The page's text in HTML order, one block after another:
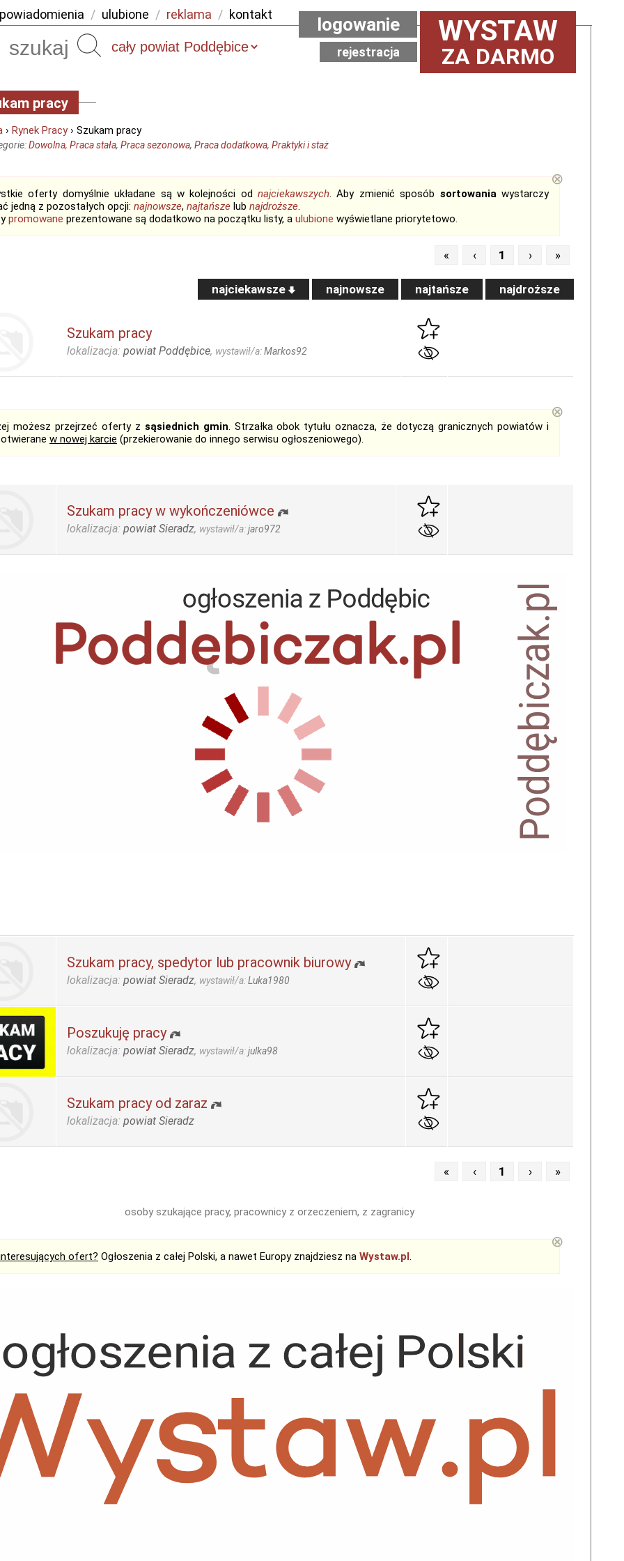
powiadomienia / ulubione / reklama / kontakt
Szukaj WYSTAW
ZA DARMO
logowanie
rejestracja
pracy
› Rynek Pracy› Szukam pracy
Dowolna, Praca stała, Praca sezonowa, Praca dodatkowa, Praktyki i staż
oferty domyślnie układane są w kolejności odnajciekawszych. Aby zmienić sposób sortowaniawystarczy
jedną z pozostałych opcji: najnowsze, najtańsze lub najdroższe.
promowane prezentowane są dodatkowo na początku listy, a ulubione wyświetlane priorytetowo.
⊗
« ‹ 1 › »
najciekawsze najnowsze najtańsze najdroższe
Szukam pracy
lokalizacja: powiat Poddębice, wystawił/a:Markos92
możesz przejrzeć oferty z sąsiednich gmin. Strzałka obok tytułu oznacza, że dotyczą granicznych powiatów i
w nowej karcie (przekierowanie do innego serwisu ogłoszeniowego).
⊗
Szukam pracy w wykończeniówce
lokalizacja: powiat Sieradz, wystawił/a:jaro972
Szukam pracy, spedytor lub pracownik biurowy
lokalizacja: powiat Sieradz, wystawił/a:Luka1980
Poszukuję pracy
lokalizacja: powiat Sieradz, wystawił/a:julka98
Szukam pracy od zaraz
lokalizacja: powiat Sieradz
« ‹ 1 › »
osoby szukające pracy, pracownicy z orzeczeniem, z zagranicy
ofert? Ogłoszenia z całej Polski, a nawet Europy znajdziesz na Wystaw.pl.
⊗